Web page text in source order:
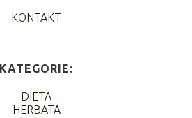
KONTAKT
KATEGORIE:
DIETA
HERBATA